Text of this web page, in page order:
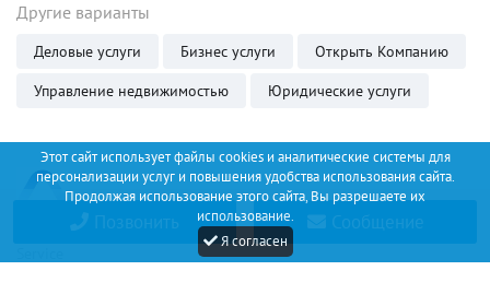
Этот сайт использует файлы cookies и аналитические системы для
персонализации услуг и повышения удобства использования сайта.
Продолжая использование этого сайта, Вы разрешаете их
использование.
Я согласен
Другие варианты
Деловые услуги Бизнес услуги
Открыть Компанию
Управление недвижимостью
Юридические услуги
Позвонить Сообщение
Discount